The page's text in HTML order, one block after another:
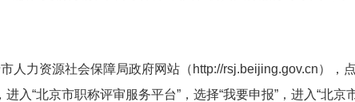
市人力资源社会保障局政府网站（http://rsj.beijing.gov.cn），点
入“北京市职称评审服务平台”，选择“我要申报”，进入“北京